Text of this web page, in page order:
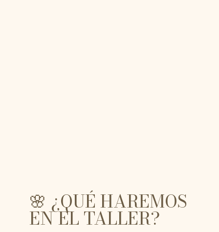
🌸 ¿QUÉ HAREMOS
EN EL TALLER?